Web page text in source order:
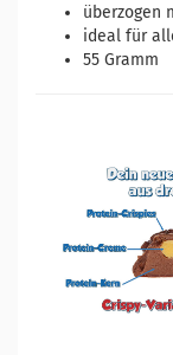
überzogen
ideal für
55 Gramm